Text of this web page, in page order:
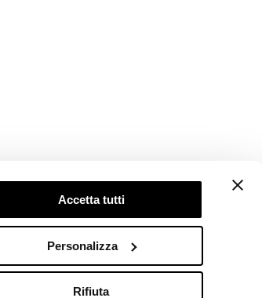
Accetta tutti
Personalizza
Rifiuta
Follow us